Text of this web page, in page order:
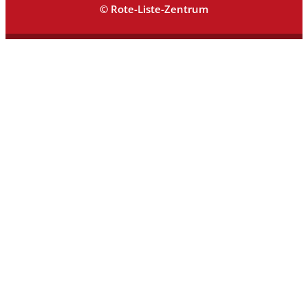
© Rote-Liste-Zentrum